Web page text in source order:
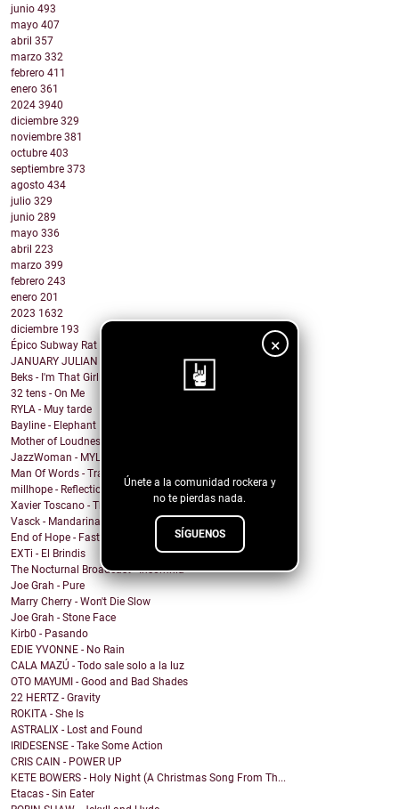
×
Únete a la comunidad rockera y
no te pierdas nada.
SÍGUENOS
junio 493
mayo 407
abril 357
marzo 332
febrero 411
enero 361
2024 3940
diciembre 329
noviembre 381
octubre 403
septiembre 373
agosto 434
julio 329
junio 289
mayo 336
abril 223
marzo 399
febrero 243
enero 201
2023 1632
diciembre 193
Épico Subway Rat nos regala una obra de arte para ...
JANUARY JULIAN - KIDS WITH GUNS
Beks - I'm That Girl
32 tens - On Me
RYLA - Muy tarde
Bayline - Elephant
Mother of Loudness - Not Yet But Soon
JazzWoman - MYLOVAH
Man Of Words - Translation Lost
millhope - Reflection
Xavier Toscano - The City Said
Vasck - Mandarina
End of Hope - Fastball
EXTi - El Brindis
The Nocturnal Broadcast - Insomnia
Joe Grah - Pure
Marry Cherry - Won't Die Slow
Joe Grah - Stone Face
Kirb0 - Pasando
EDIE YVONNE - No Rain
CALA MAZÚ - Todo sale solo a la luz
OTO MAYUMI - Good and Bad Shades
22 HERTZ - Gravity
ROKITA - She Is
ASTRALIX - Lost and Found
IRIDESENSE - Take Some Action
CRIS CAIN - POWER UP
KETE BOWERS - Holy Night (A Christmas Song From Th...
Etacas - Sin Eater